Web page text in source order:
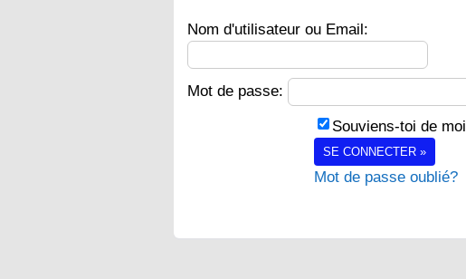
Nom d'utilisateur ou Email:
Mot de passe:
Souviens-toi de moi
SE CONNECTER »
Mot de passe oublié?